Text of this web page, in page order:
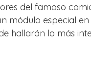
del famoso
módulo especial
hallarán lo más